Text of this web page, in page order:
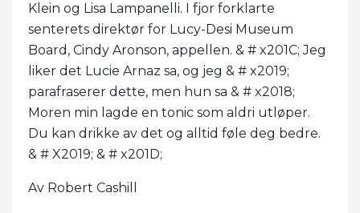
Klein og Lisa Lampanelli. I fjor forklarte
senterets direktør for Lucy-Desi Museum
Board, Cindy Aronson, appellen. & # x201C; Jeg
liker det Lucie Arnaz sa, og jeg & # x2019;
parafraserer dette, men hun sa & # x2018;
Moren min lagde en tonic som aldri utløper.
Du kan drikke av det og alltid føle deg bedre.
& # X2019; & # x201D;
Av Robert Cashill